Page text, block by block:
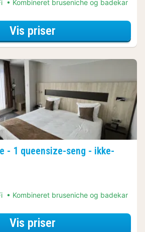
Kombineret bruseniche og badekar
Vis priser
- 1 queensize-seng - ikke-
Kombineret bruseniche og badekar
Vis priser